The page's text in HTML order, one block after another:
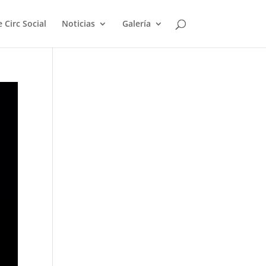
Circ Social Noticias Galería